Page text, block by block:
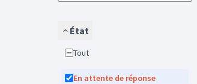
État
Tout
En attente de réponse